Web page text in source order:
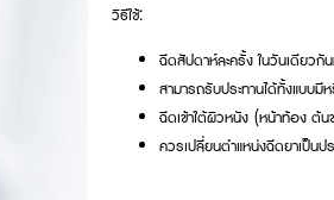
วิธีใช้:
ฉีดสัปดาห์ละครั้ง ในวันเดียวกั
สามารถรับประทานได้ทั้งแบบมี
ฉีดเข้าใต้ผิวหนัง (หน้าท้อง ต้
ควรเปลี่ยนตำแหน่งฉีดยาเป็นป